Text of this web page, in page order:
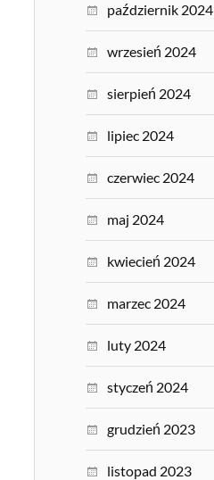
październik 2024
wrzesień 2024
sierpień 2024
lipiec 2024
czerwiec 2024
maj 2024
kwiecień 2024
marzec 2024
luty 2024
styczeń 2024
grudzień 2023
listopad 2023